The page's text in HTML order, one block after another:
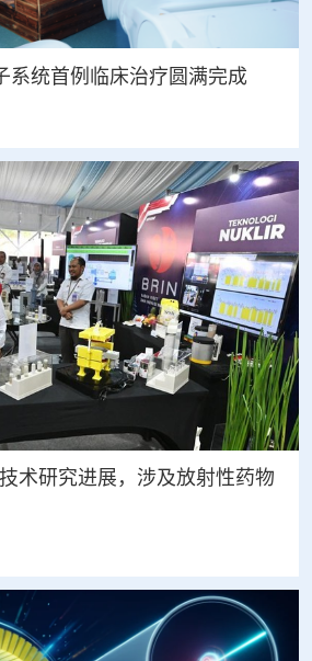
系统首例临床治疗圆满完成
术研究进展，涉及放射性药物